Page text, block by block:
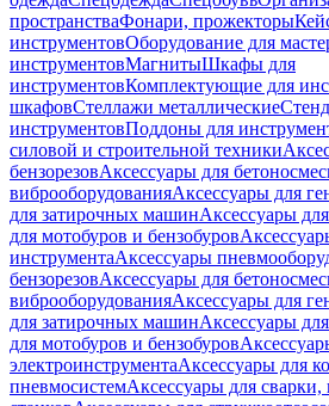
пространстваФонари, прожекторы
инструментовОборудование для
инструментовМагнитыШкафы для
инструментовКомплектующие для
шкафовСтеллажи металлические
инструментовПоддоны для
силовой и строительной техники
бензорезовАксессуары для
виброоборудованияАксессуары для
для затирочных машинАксессуары
для мотобуров и бензобуров
инструментаАксессуары
бензорезовАксессуары для
виброоборудованияАксессуары для
для затирочных машинАксессуары
для мотобуров и бензобуров
электроинструментаАксессуары для
пневмосистемАксессуары для сварки,